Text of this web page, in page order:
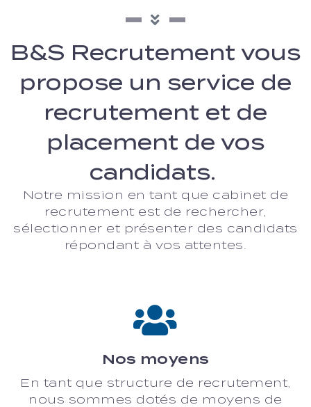
B&S Recrutement vous
propose un service de
recrutement et de
placement de vos
candidats.
Notre mission en tant que cabinet de
recrutement est de rechercher,
sélectionner et présenter des candidats
répondant à vos attentes.
Nos moyens
En tant que structure de recrutement,
nous sommes dotés de moyens de